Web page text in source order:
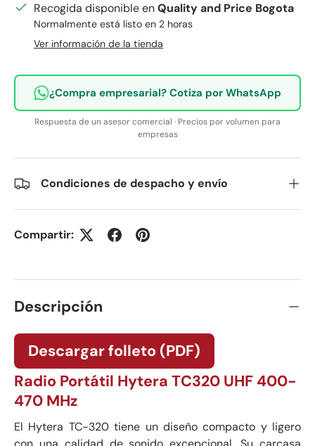
Recogida disponible enQuality and Price Bogota
Normalmente está listo en 2 horas
Ver información de la tienda
¿Compra empresarial? Cotiza por WhatsApp
Respuesta de un asesor comercial · Precios por volumen para
empresas
Condiciones de despacho y envío
Compartir:
Descripción
Descargar folleto (PDF)
Radio Portátil Hytera TC320 UHF 400-
470 MHz
El Hytera TC-320 tiene un diseño compacto y ligero